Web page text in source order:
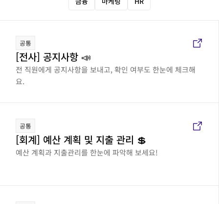
공통
[전사] 공지사항 📣
전 직원에게 공지사항을 보내고, 확인 여부도 한눈에 체크해
요.
공통
[회계] 예산 계획 및 지출 관리 💲
예산 계획과 지출관리를 한눈에 파악해 보세요!